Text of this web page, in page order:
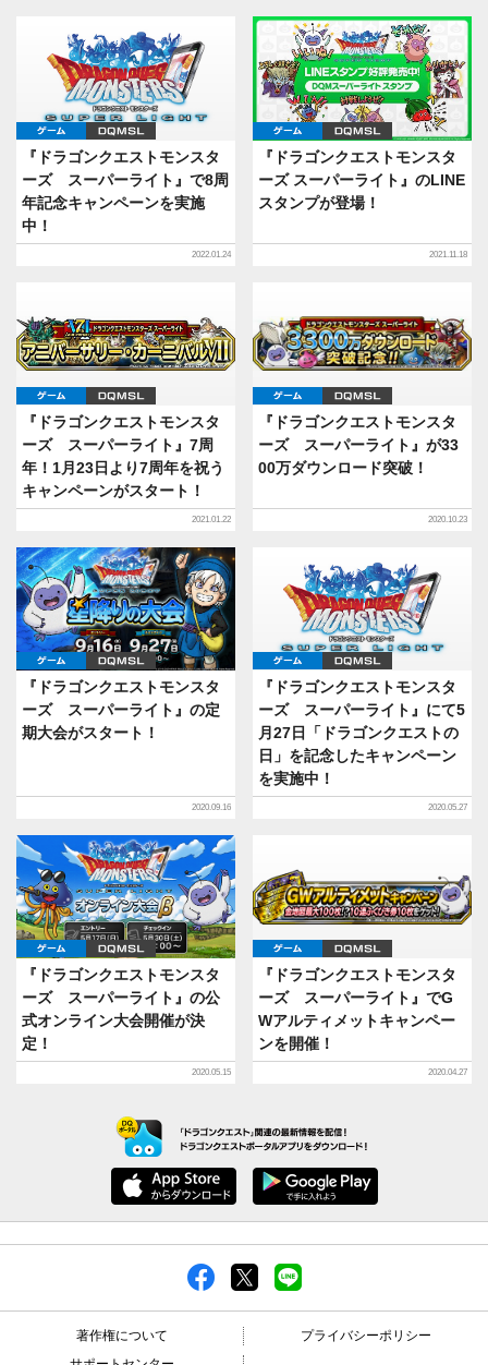
ゲーム
『ドラゴンクエストモンスタ
ーズ スーパーライト』で8周
年記念キャンペーンを実施
中！
2022.01.24
ゲーム DQMSL
『ドラゴンクエストモンスタ
ーズ スーパーライト』のLINE
スタンプが登場！
2021.11.18
ゲーム
『ドラゴンクエストモンスタ
ーズ スーパーライト』7周
年！1月23日より7周年を祝う
キャンペーンがスタート！
2021.01.22
ゲーム
『ドラゴンクエストモンスタ
ーズ スーパーライト』が33
00万ダウンロード突破！
2020.10.23
ゲーム DQMSL
『ドラゴンクエストモンスタ
ーズ スーパーライト』の定
期大会がスタート！
2020.09.16
ゲーム
『ドラゴンクエストモンスタ
ーズ スーパーライト』にて5
月27日「ドラゴンクエストの
日」を記念したキャンペーン
を実施中！
2020.05.27
ゲーム DQMSL
『ドラゴンクエストモンスタ
ーズ スーパーライト』の公
式オンライン大会開催が決
定！
2020.05.15
ゲーム
『ドラゴンクエストモンスタ
ーズ スーパーライト』でG
Wアルティメットキャンペー
ンを開催！
2020.04.27
著作権について
プライバシーポリシー